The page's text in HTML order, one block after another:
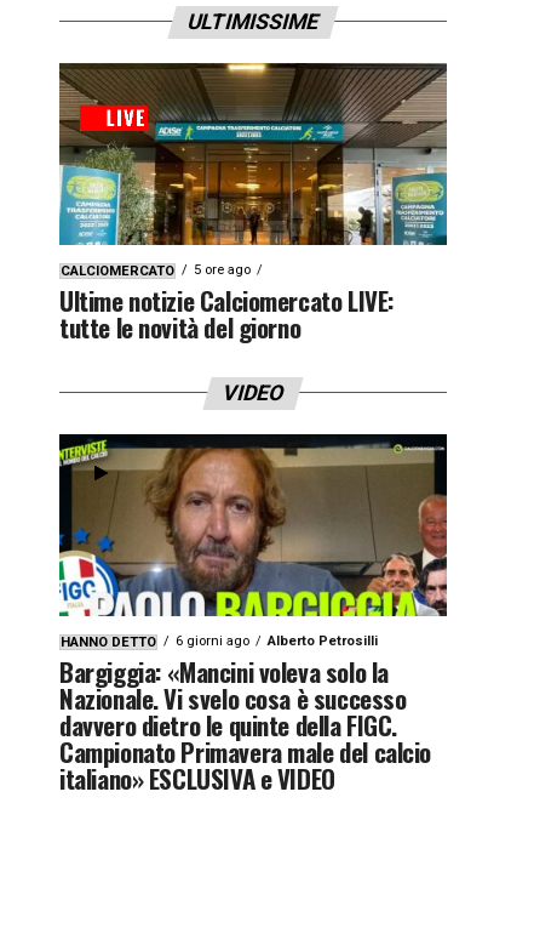
ULTIMISSIME
CALCIOMERCATO 5 ore ago
Ultime notizie Calciomercato LIVE:
tutte le novità del giorno
VIDEO
HANNO DETTO 6 giorni ago Alberto Petrosilli
Bargiggia: «Mancini voleva solo la
Nazionale. Vi svelo cosa è successo
davvero dietro le quinte della FIGC.
Campionato Primavera male del calcio
italiano» ESCLUSIVA e VIDEO